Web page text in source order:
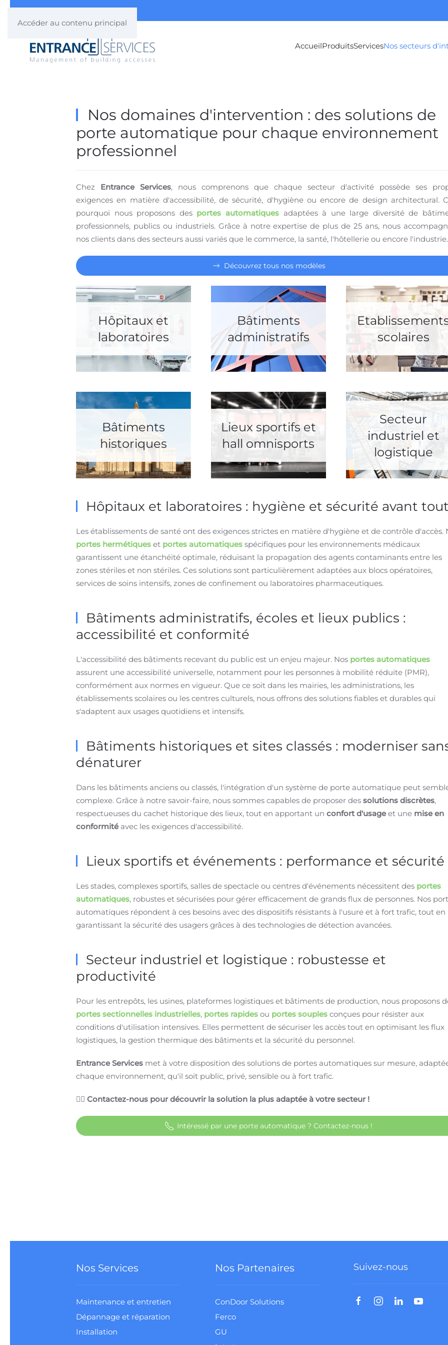
Accéder au contenu principal
AccueilProduitsServicesNos secteurs
Nos domaines d'intervention : des solutions de
porte automatique pour chaque environnement
professionnel
Chez Entrance Services, nous comprenons que chaque secteur d'activité possède ses
exigences en matière d'accessibilité, de sécurité, d'hygiène ou encore de design architectural.
pourquoi nous proposons des portes automatiquesadaptées à une large diversité de
professionnels, publics ou industriels. Grâce à notre expertise de plus de 25 ans, nous
nos clients dans des secteurs aussi variés que le commerce, la santé, l'hôtellerie ou encore
Découvrez tous nos modèles
Hôpitaux et
laboratoires
Bâtiments
administratifs
scolaires
Bâtiments
historiques
Lieux sportifs et
hall omnisports
Secteur
industriel et
logistique
Hôpitaux et laboratoires : hygiène et sécurité avant
Les établissements de santé ont des exigences strictes en matière d'hygiène et de contrôle d'accès.
portes hermétiques et portes automatiques spécifiques pour les environnements médicaux
garantissent une étanchéité optimale, réduisant la propagation des agents contaminants entre les
zones stériles et non stériles. Ces solutions sont particulièrement adaptées aux blocs opératoires,
services de soins intensifs, zones de confinement ou laboratoires pharmaceutiques.
Bâtiments administratifs, écoles et lieux publics :
accessibilité et conformité
L'accessibilité des bâtiments recevant du public est un enjeu majeur. Nos portes automatiques
assurent une accessibilité universelle, notamment pour les personnes à mobilité réduite (PMR),
conformément aux normes en vigueur. Que ce soit dans les mairies, les administrations, les
établissements scolaires ou les centres culturels, nous offrons des solutions fiables et durables qui
s'adaptent aux usages quotidiens et intensifs.
Bâtiments historiques et sites classés : moderniser
dénaturer
Dans les bâtiments anciens ou classés, l'intégration d'un système de porte automatique peut
complexe. Grâce à notre savoir-faire, nous sommes capables de proposer des solutions discrètes,
respectueuses du cachet historique des lieux, tout en apportant un confort d'usage et une mise en
conformité avec les exigences d'accessibilité.
Lieux sportifs et événements : performance et sécurité
Les stades, complexes sportifs, salles de spectacle ou centres d'événements nécessitent des portes
automatiques, robustes et sécurisées pour gérer efficacement de grands flux de personnes. Nos
automatiques répondent à ces besoins avec des dispositifs résistants à l'usure et à fort trafic, tout en
garantissant la sécurité des usagers grâces à des technologies de détection avancées.
Secteur industriel et logistique : robustesse et
productivité
Pour les entrepôts, les usines, plateformes logistiques et bâtiments de production, nous proposons
portes sectionnelles industrielles, portes rapides ou portes souples conçues pour résister aux
conditions d'utilisation intensives. Elles permettent de sécuriser les accès tout en optimisant les flux
logistiques, la gestion thermique des bâtiments et la sécurité du personnel.
Entrance Services met à votre disposition des solutions de portes automatiques sur mesure,
chaque environnement, qu'il soit public, privé, sensible ou à fort trafic.
👉🏻 Contactez-nous pour découvrir la solution la plus adaptée à votre secteur !
Intéressé par une porte automatique ? Contactez-nous !
Nos Services
Maintenance et entretien
Dépannage et réparation
Installation
Nos Partenaires
ConDoor Solutions
Ferco
GU
Suivez-nous